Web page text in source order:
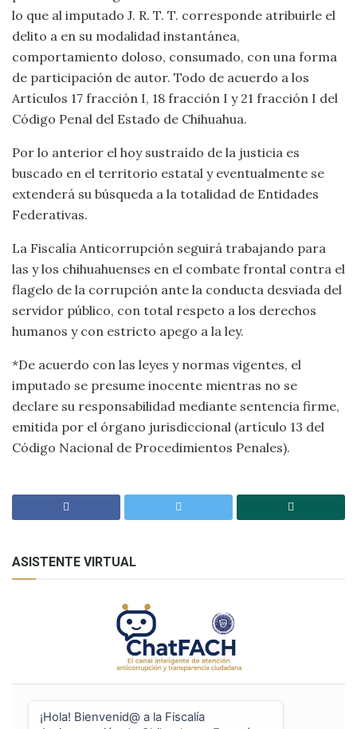
lo que al imputado J. R. T. T. corresponde atribuirle el
delito a en su modalidad instantánea,
comportamiento doloso, consumado, con una forma
de participación de autor. Todo de acuerdo a los
Artículos 17 fracción I, 18 fracción I y 21 fracción I del
Código Penal del Estado de Chihuahua.
Por lo anterior el hoy sustraído de la justicia es
buscado en el territorio estatal y eventualmente se
extenderá su búsqueda a la totalidad de Entidades
Federativas.
La Fiscalía Anticorrupción seguirá trabajando para
las y los chihuahuenses en el combate frontal contra el
flagelo de la corrupción ante la conducta desviada del
servidor público, con total respeto a los derechos
humanos y con estricto apego a la ley.
*De acuerdo con las leyes y normas vigentes, el
imputado se presume inocente mientras no se
declare su responsabilidad mediante sentencia firme,
emitida por el órgano jurisdiccional (artículo 13 del
Código Nacional de Procedimientos Penales).
ASISTENTE VIRTUAL